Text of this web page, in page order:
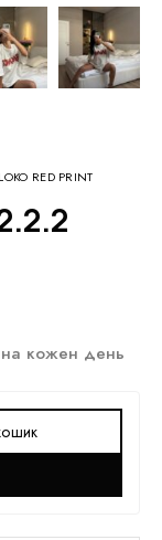
RED PRINT
на кожен день